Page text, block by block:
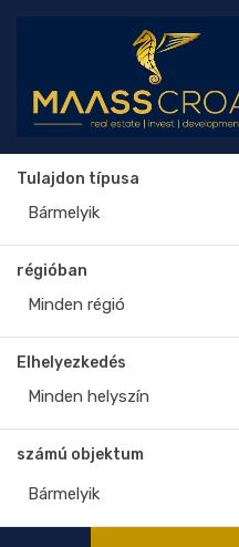
Tulajdon típusa
Bármelyik
régióban
Minden régió
Elhelyezkedés
Minden helyszín
számú objektum